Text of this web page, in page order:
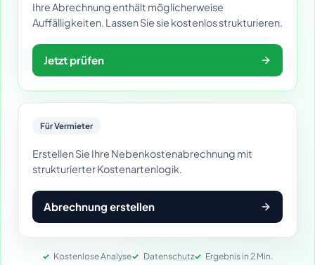
Ihre Abrechnung enthält möglicherweise
Auffälligkeiten. Lassen Sie sie kostenlos strukturieren.
Jetzt prüfen
Für Vermieter
Erstellen Sie Ihre Nebenkostenabrechnung mit
strukturierter Kostenartenlogik.
Abrechnung erstellen
Kostenlose Analyse Datenschutz Ergebnis in 2 Min.